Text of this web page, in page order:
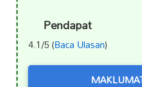
Pendapat
4.1/5 (Baca Ulasan)